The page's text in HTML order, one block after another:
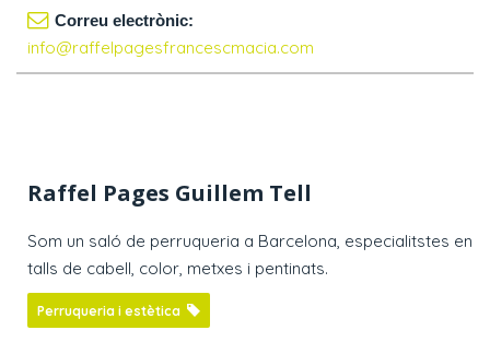
Correu electrònic:
info@raffelpagesfrancescmacia.com
Raffel Pages Guillem Tell
Som un saló de perruqueria a Barcelona, especialitstes en
talls de cabell, color, metxes i pentinats.
Perruqueria i estètica